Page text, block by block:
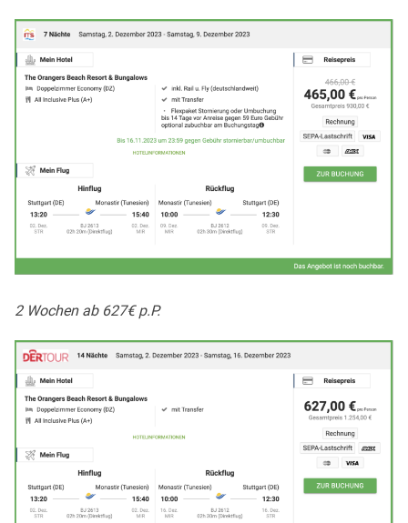
2 Wochen ab 627€ p.P.